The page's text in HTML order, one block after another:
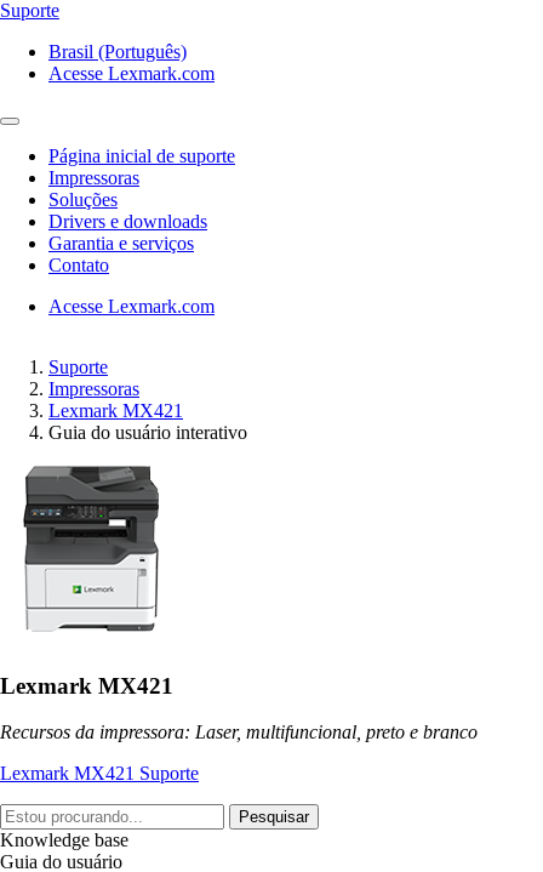
Suporte
Brasil (Português)
Acesse Lexmark.com
Página inicial de suporte
Impressoras
Soluções
Drivers e downloads
Garantia e serviços
Contato
Acesse Lexmark.com
Suporte
Impressoras
Lexmark MX421
Guia do usuário interativo
Lexmark MX421
Recursos da impressora: Laser, multifuncional, preto e branco
Lexmark MX421 Suporte
Pesquisar
Knowledge base
Guia do usuário